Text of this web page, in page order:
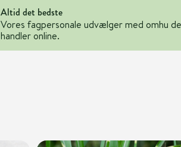
Altid det bedste
Vores fagpersonale udvælger med omhu
handler online.